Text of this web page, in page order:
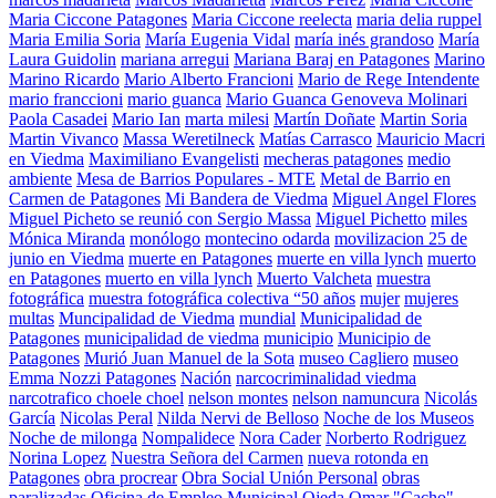
Maria Ciccone Patagones Maria Ciccone reelecta maria delia ruppel
Maria Emilia Soria María Eugenia Vidal maría inés grandoso María
Laura Guidolin mariana arregui Mariana Baraj en Patagones Marino
Marino Ricardo Mario Alberto Francioni Mario de Rege Intendente
mario franccioni mario guanca Mario Guanca Genoveva Molinari
Paola Casadei Mario Ian marta milesi Martín Doñate Martin Soria
Martin Vivanco Massa Weretilneck Matías Carrasco Mauricio Macri
en Viedma Maximiliano Evangelisti mecheras patagones medio
ambiente Mesa de Barrios Populares - MTE Metal de Barrio en
Carmen de Patagones Mi Bandera de Viedma Miguel Angel Flores
Miguel Picheto se reunió con Sergio Massa Miguel Pichetto miles
Mónica Miranda monólogo montecino odarda movilizacion 25 de
junio en Viedma muerte en Patagones muerte en villa lynch muerto
en Patagones muerto en villa lynch Muerto Valcheta muestra
fotográfica muestra fotográfica colectiva “50 años mujer mujeres
multas Muncipalidad de Viedma mundial Municipalidad de
Patagones municipalidad de viedma municipio Municipio de
Patagones Murió Juan Manuel de la Sota museo Cagliero museo
Emma Nozzi Patagones Nación narcocriminalidad viedma
narcotrafico choele choel nelson montes nelson namuncura Nicolás
García Nicolas Peral Nilda Nervi de Belloso Noche de los Museos
Noche de milonga Nompalidece Nora Cader Norberto Rodriguez
Norina Lopez Nuestra Señora del Carmen nueva rotonda en
Patagones obra procrear Obra Social Unión Personal obras